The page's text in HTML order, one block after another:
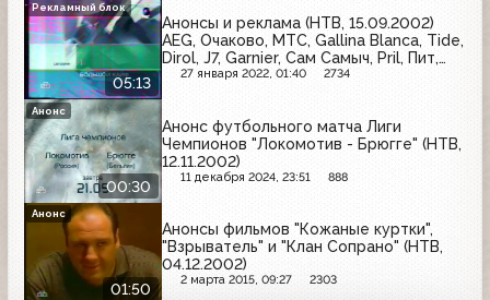
05:13
Анонсы и реклама (НТВ, 15.09.2002)
AEG, Очаково, МТС, Gallina Blanca, Tide,
Dirol, J7, Garnier, Сам Самыч, Pril, Пит,
LG, Nescafe
27 января 2022, 01:40 2734
Рекламный блок
00:30
Анонс футбольного матча Лиги
Чемпионов "Локомотив - Брюгге" (НТВ,
12.11.2002)
11 декабря 2024, 23:51 888
Анонс
01:50
Анонсы фильмов "Кожаные куртки",
"Взрыватель" и "Клан Сопрано" (НТВ,
04.12.2002)
2 марта 2015, 09:27 2303
Анонс